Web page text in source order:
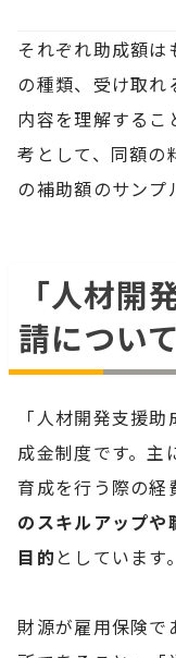
それぞれ助成額
の種類、受け取れ
内容を理解するこ
考として、同額の
の補助額のサンプ
「人材開
請について
「人材開発支援
成金制度です。主
育成を行う際の経
のスキルアップや
目的 としています。
財源が雇用保険で